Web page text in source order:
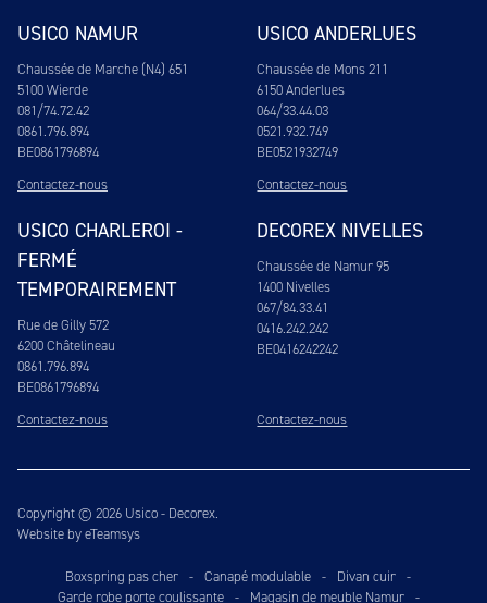
USICO NAMUR
Chaussée de Marche (N4) 651
5100 Wierde
081/74.72.42
0861.796.894
BE0861796894
Contactez-nous
USICO ANDERLUES
Chaussée de Mons 211
6150 Anderlues
064/33.44.03
0521.932.749
BE0521932749
Contactez-nous
USICO CHARLEROI -
FERMÉ
TEMPORAIREMENT
Rue de Gilly 572
6200 Châtelineau
0861.796.894
BE0861796894
Contactez-nous
DECOREX NIVELLES
Chaussée de Namur 95
1400 Nivelles
067/84.33.41
0416.242.242
BE0416242242
Contactez-nous
Copyright © 2026 Usico - Decorex.
Website by eTeamsys
Boxspring pas cher - Canapé modulable - Divan cuir -
Garde robe porte coulissante
- Magasin de meuble Namur -